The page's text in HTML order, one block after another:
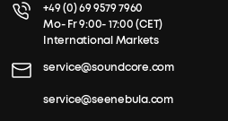
+49 (0) 69 9579 7960
Mo- Fr 9:00- 17:00 (CET)
International Markets
service@soundcore.com
service@seenebula.com